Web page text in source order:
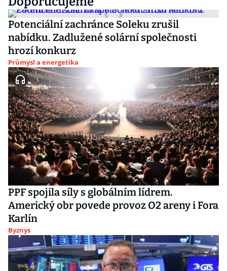
Potenciální zachránce Soleku zrušil
nabídku. Zadlužené solární společnosti
hrozí konkurz
Průmysl a energetika
PPF spojila síly s globálním lídrem.
Americký obr povede provoz O2 areny i Fora
Karlín
Byznys